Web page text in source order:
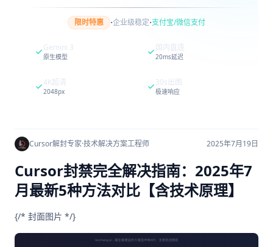
限时特惠 ·企业级稳定·支付宝/微信支付
Gemini 3
原生模型
国内直连
20ms延迟
4K超清
2048px
30s出图
极速响应
Cursor解封专家·技术解决方案工程师 2025年7月19日
Cursor封禁完全解决指南：2025年7
月最新5种方法对比【含技术原理】
{/* 封面图片 */}